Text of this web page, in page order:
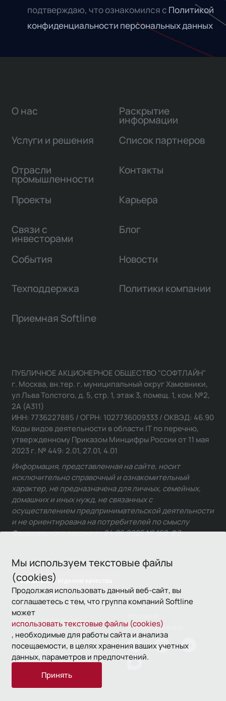
подтверждаю, что ознакомился с Политикой
конфиденциальности персональных данных
Мы используем текстовые файлы
(cookies)
Продолжая использовать данный веб-сайт, вы
соглашаетесь с тем, что группа компаний Softline
может
использовать текстовые файлы (cookies)
, необходимые для работы сайта и анализа
посещаемости, в целях хранения ваших учетных
данных, параметров и предпочтений.
Принять
О нас
Услуги и решения
Отрасли
промышленности
Проекты
Связи с
инвесторами
Раскрытие
информации
Список партнеров
Контакты
Карьера
Блог
События Новости
Техподдержка Политики компании
Приемная Softline
Связаться с отделом качества
ПУБЛИЧНОЕ АКЦИОНЕРНОЕ ОБЩЕСТВО "СОФТЛАЙН"
г. Москва, вн.тер. г. муниципальный округ Хамовники,
ул Льва Толстого, д. 5, стр. 1, этаж 3, помещ. 1, ком. №2,
2А (А311)
ИНН: 7736227885 / ОГРН: 1027736009333 / ОКВЭД: 46.90
Коды видов деятельности в области IT по перечню,
утвержденному Приказом Минцифры России от 11 мая
2023 г. № 449: 2.01, 27.01, 4.01
Информация, представленная на сайте, носит
исключительно справочный и ознакомительный
характер, не предназначена для личных, семейных,
домашних и иных нужд, не связанных с
осуществлением предпринимательской деятельности
и не ориентирована на потребителей по смыслу
Федерального закона от 24.06.2025 № 168-ФЗ.
© 1993—2026 Softline
использования
Политика
конфиденциальности